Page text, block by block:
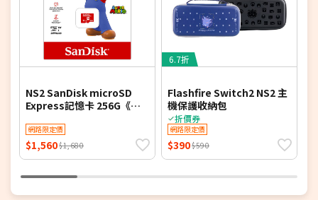
NS2 SanDisk microSD
Express記憶卡 256G《台
網路限定價
$1,560$1,680
6.7折
Flashfire Switch2 NS2 主
機保護收納包
折價券
網路限定價
$390$590